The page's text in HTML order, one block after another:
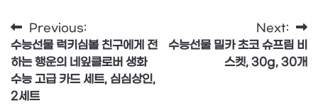
글
탐
색
Previous:
수능선물 럭키심볼 친구에게 전
하는 행운의 네잎클로버 생화
수능 고급 카드 세트, 심심상인,
2세트
Next:
수능선물 밀카 초코 슈프림 비
스켓, 30g, 30개